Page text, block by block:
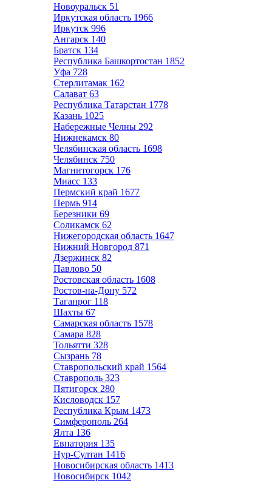
Новоуральск 51
Иркутская область 1966
Иркутск 996
Ангарск 140
Братск 134
Республика Башкортостан 1852
Уфа 728
Стерлитамак 162
Салават 63
Республика Татарстан 1778
Казань 1025
Набережные Челны 292
Нижнекамск 80
Челябинская область 1698
Челябинск 750
Магнитогорск 176
Миасс 133
Пермский край 1677
Пермь 914
Березники 69
Соликамск 62
Нижегородская область 1647
Нижний Новгород 871
Дзержинск 82
Павлово 50
Ростовская область 1608
Ростов-на-Дону 572
Таганрог 118
Шахты 67
Самарская область 1578
Самара 828
Тольятти 328
Сызрань 78
Ставропольский край 1564
Ставрополь 323
Пятигорск 280
Кисловодск 157
Республика Крым 1473
Симферополь 264
Ялта 136
Евпатория 135
Нур-Султан 1416
Новосибирская область 1413
Новосибирск 1042